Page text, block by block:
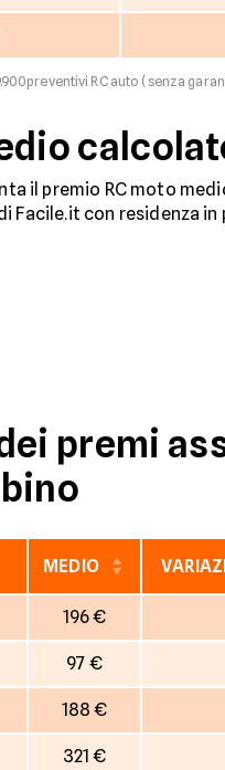
RC auto (senza
il premio RC moto
con residenza in
premi
MEDIO
196 €
97 €
188 €
321 €